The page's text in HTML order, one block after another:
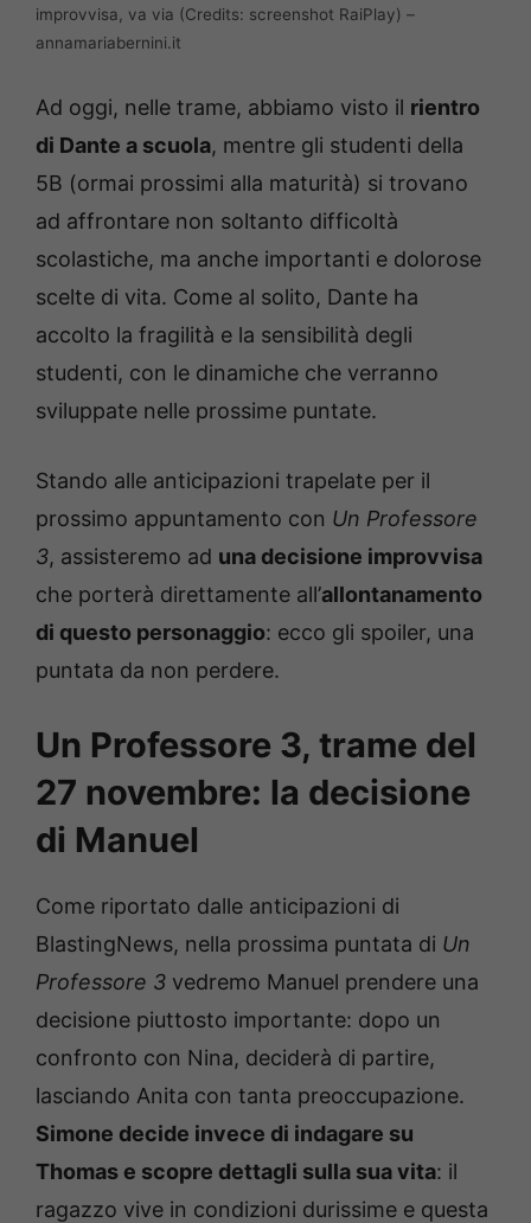
improvvisa, va via (Credits: screenshot RaiPlay) –
annamariabernini.it
Ad oggi, nelle trame, abbiamo visto il rientro
di Dante a scuola, mentre gli studenti della
5B (ormai prossimi alla maturità) si trovano
ad affrontare non soltanto difficoltà
scolastiche, ma anche importanti e dolorose
scelte di vita. Come al solito, Dante ha
accolto la fragilità e la sensibilità degli
studenti, con le dinamiche che verranno
sviluppate nelle prossime puntate.
Stando alle anticipazioni trapelate per il
prossimo appuntamento con Un Professore
3, assisteremo ad una decisione improvvisa
che porterà direttamente all’allontanamento
di questo personaggio: ecco gli spoiler, una
puntata da non perdere.
Un Professore 3, trame del
27 novembre: la decisione
di Manuel
Come riportato dalle anticipazioni di
BlastingNews, nella prossima puntata di Un
Professore 3 vedremo Manuel prendere una
decisione piuttosto importante: dopo un
confronto con Nina, deciderà di partire,
lasciando Anita con tanta preoccupazione.
Simone decide invece di indagare su
Thomas e scopre dettagli sulla sua vita: il
ragazzo vive in condizioni durissime e questa